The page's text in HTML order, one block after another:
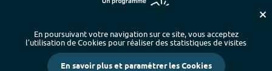
Plan du site - Index alphabétique
-
Mentions légales et données personnelles
- Paramétrer les cookies
En poursuivant votre navigation sur ce site, vous acceptez
l’utilisation de Cookies pour réaliser des statistiques de visites
En savoir plus et paramétrer les Cookies